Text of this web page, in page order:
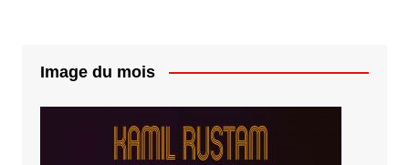
Image du mois